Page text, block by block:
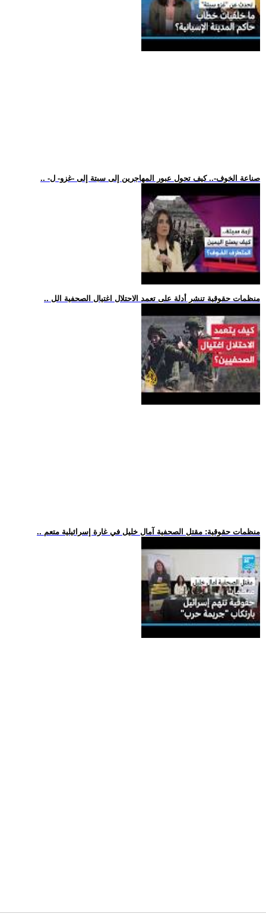
.. -صناعة الخوف-.. كيف تحول عبور المهاجرين إلى سبتة إلى -غزو- ل
.. منظمات حقوقية تنشر أدلة على تعمد الاحتلال اغتيال الصحفية الل
.. منظمات حقوقية: مقتل الصحفية آمال خليل في غارة إسرائيلية متعم